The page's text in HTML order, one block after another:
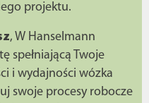
projektu.
, W Hanselmann
spełniającą Twoje
i wydajności wózka
swoje procesy robocze